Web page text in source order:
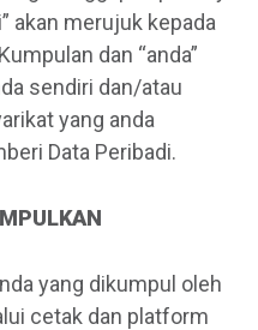
akan merujuk kepada
dan “anda”
sendiri dan/atau
yang anda
Data Peribadi.
yang dikumpul oleh
cetak dan platform